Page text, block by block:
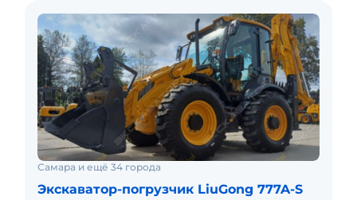
Самара и ещё 34 города
Экскаватор-погрузчик LiuGong 777A-S